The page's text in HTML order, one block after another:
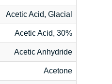
Acetic Acid, Glacial
Acetic Acid, 30%
Acetic Anhydride
Acetone